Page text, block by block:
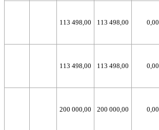
113 498,00 113 498,00 0,00
113 498,00 113 498,00 0,00
200 000,00 200 000,00 0,00